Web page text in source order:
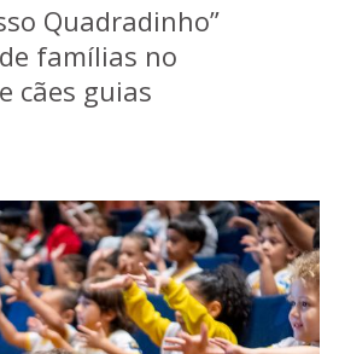
Quadradinho”
famílias no
cães guias